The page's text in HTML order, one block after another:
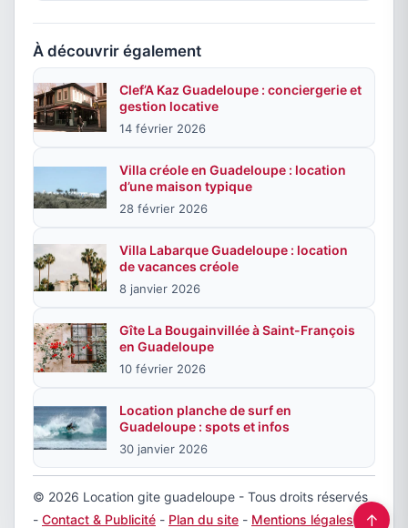
À découvrir également
Clef’A Kaz Guadeloupe : conciergerie et
gestion locative
14 février 2026
Villa créole en Guadeloupe : location
d’une maison typique
28 février 2026
Villa Labarque Guadeloupe : location
de vacances créole
8 janvier 2026
Gîte La Bougainvillée à Saint-François
en Guadeloupe
10 février 2026
Location planche de surf en
Guadeloupe : spots et infos
30 janvier 2026
© 2026 Location gite guadeloupe - Tous droits réservés
- Contact & Publicité - Plan du site - Mentions légales ↑